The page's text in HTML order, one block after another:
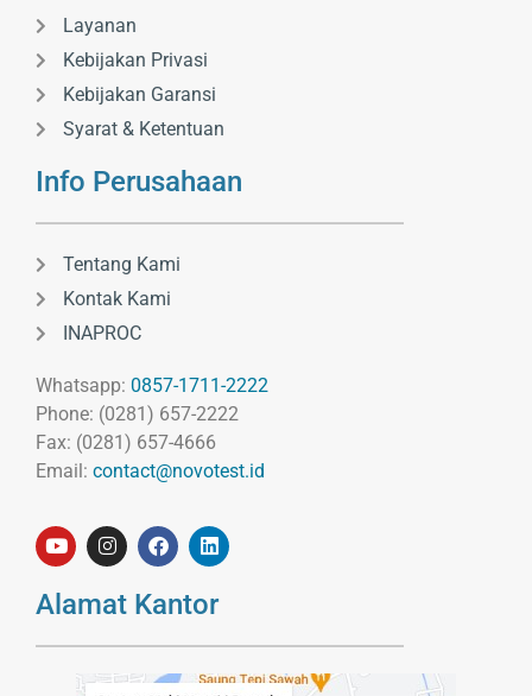
Layanan
Kebijakan Privasi
Kebijakan Garansi
Syarat & Ketentuan
Info Perusahaan
Tentang Kami
Kontak Kami
INAPROC
Whatsapp: 0857-1711-2222
Phone: (0281) 657-2222
Fax: (0281) 657-4666
Email: contact@novotest.id
Alamat Kantor